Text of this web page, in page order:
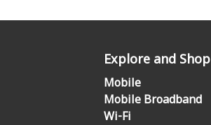
Explore and Shop
Mobile
Mobile Broadband
Wi-Fi